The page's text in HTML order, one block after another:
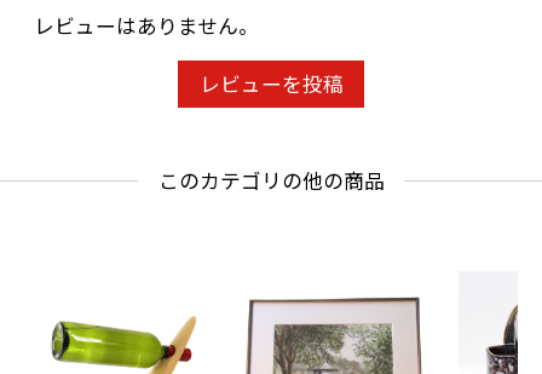
レビューはありません。
レビューを投稿
このカテゴリの他の商品